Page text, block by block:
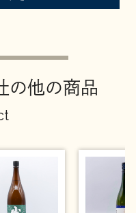
の他の商品